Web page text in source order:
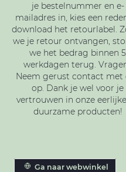
je bestelnummer en e-
mailadres in, kies een
download het retourlabel.
we je retour ontvangen,
we het bedrag binnen 5
werkdagen terug.
Neem gerust contact met
op. Dank je wel voor je
vertrouwen in onze
duurzame producten!
Ga naar webwinkel